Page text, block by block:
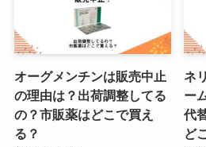
プリンタ
う？ドラ
ツルハ・
調査！
オーグメンチンは販売中止
の理由は？出荷調整してる
の？市販薬はどこで買え
る？
ネ
ー
代
ど